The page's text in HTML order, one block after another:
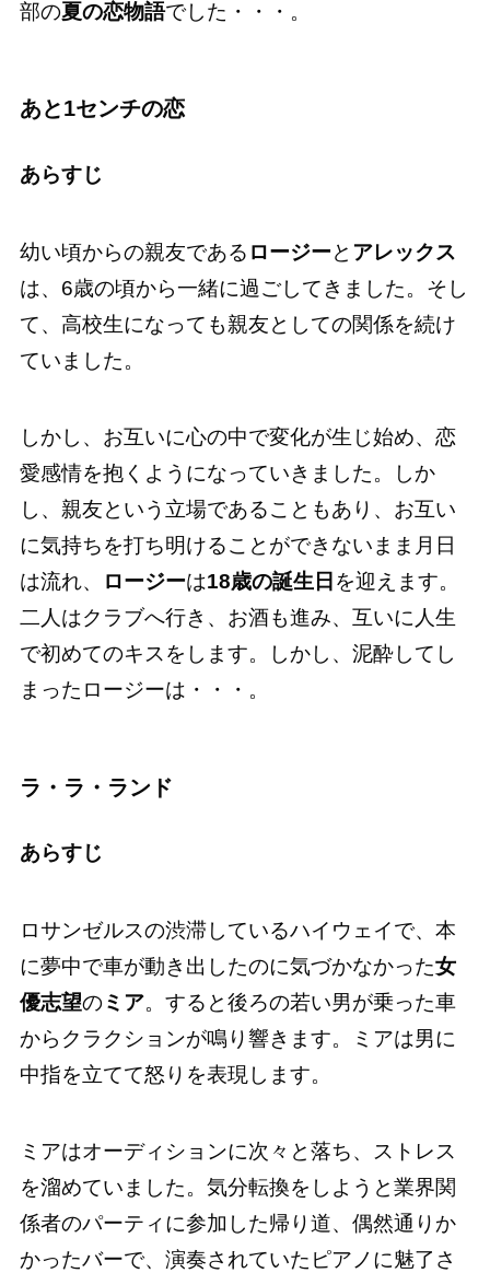
部の夏の恋物語でした・・・。
あと1センチの恋
あらすじ
幼い頃からの親友である ロージーと アレックス
は、6歳の頃から一緒に過ごしてきました。そし
て、高校生になっても親友としての関係を続け
ていました。
しかし、お互いに心の中で変化が生じ始め、恋
愛感情を抱くようになっていきました。しか
し、親友という立場であることもあり、お互い
に気持ちを打ち明けることができないまま月日
は流れ、
ロージーは18歳の誕生日 を迎えます。
二人はクラブへ行き、お酒も進み、互いに人生
で初めてのキスをします。しかし、泥酔してし
まったロージーは・・・。
ラ・ラ・ランド
あらすじ
ロサンゼルスの渋滞しているハイウェイで、本
に夢中で車が動き出したのに気づかなかった女
優志望のミア。すると後ろの若い男が乗った車
からクラクションが鳴り響きます。ミアは男に
中指を立てて怒りを表現します。
ミアはオーディションに次々と落ち、ストレス
を溜めていました。気分転換をしようと業界関
係者のパーティに参加した帰り道、偶然通りか
かったバーで、演奏されていたピアノに魅了さ